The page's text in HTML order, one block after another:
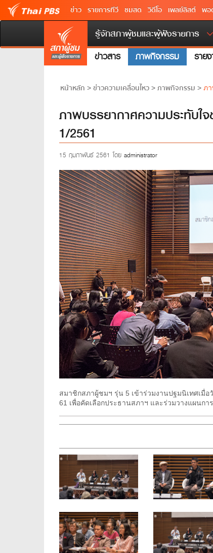
ข่าว รายการทีวี ชมสด วิดีโอ เพลย์ลิสต์ พอ
รู้จักสภาผู้ชมและผู้ฟังรายการ
ข่าวสาร ภาพกิจกรรม ราย
หน้าหลัก > ข่าวความเคลื่อนไหว > ภาพกิจกรรม > ภ
ภาพบรรยากาศความประทับ
1/2561
15 กุมภาพันธ์ 2561 โดย administrator
สมาชิกสภาผู้ชมฯ รุ่น 5 เข้าร่วมงานปฐมนิเทศเมื่
61 เพื่อคัดเลือกประธานสภาฯ และร่วมวางแผนกา